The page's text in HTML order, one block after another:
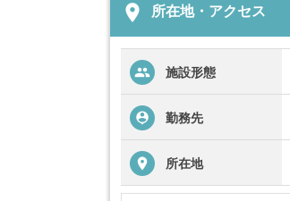
place 所在地・アクセス
施設形態
勤務先
所在地